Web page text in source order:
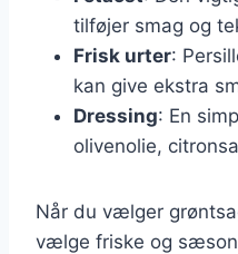
tilføjer smag og
Frisk urter:
kan give ekstra
Dressing: En
olivenolie,
Når du vælger
vælge friske og